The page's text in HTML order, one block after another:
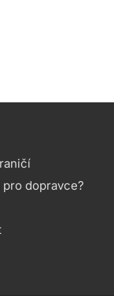
dopravce?